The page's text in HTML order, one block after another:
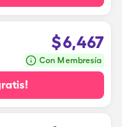
$6,467
Con Membresía